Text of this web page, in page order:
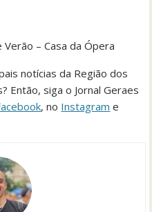
– Casa da Ópera
notícias da Região dos
Então, siga o Jornal Geraes
, no Instagram e